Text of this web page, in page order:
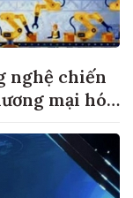
nghệ chiến
mại hóa